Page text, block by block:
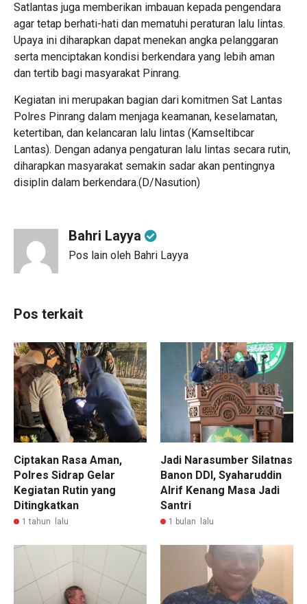
Satlantas juga memberikan imbauan kepada pengendara
agar tetap berhati-hati dan mematuhi peraturan lalu lintas.
Upaya ini diharapkan dapat menekan angka pelanggaran
serta menciptakan kondisi berkendara yang lebih aman
dan tertib bagi masyarakat Pinrang.
Kegiatan ini merupakan bagian dari komitmen Sat Lantas
Polres Pinrang dalam menjaga keamanan, keselamatan,
ketertiban, dan kelancaran lalu lintas (Kamseltibcar
Lantas). Dengan adanya pengaturan lalu lintas secara rutin,
diharapkan masyarakat semakin sadar akan pentingnya
disiplin dalam berkendara.(D/Nasution)
Bahri Layya
Pos lain oleh Bahri Layya
Pos terkait
Ciptakan Rasa Aman,
Polres Sidrap Gelar
Kegiatan Rutin yang
Ditingkatkan
1 tahun lalu
Jadi Narasumber Silatnas
Banon DDI, Syaharuddin
Alrif Kenang Masa Jadi
Santri
1 bulan lalu